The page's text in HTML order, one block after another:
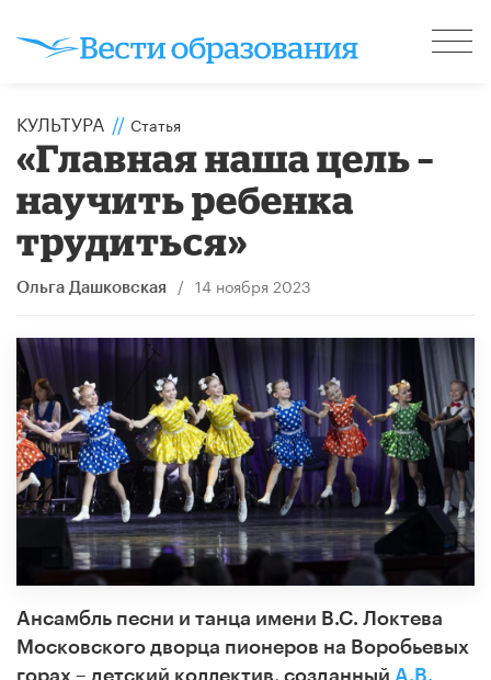
КУЛЬТУРА // Статья
«Главная наша цель –
научить ребенка
трудиться»
Ольга Дашковская / 14 ноября 2023
Ансамбль песни и танца имени В.С. Локтева
Московского дворца пионеров на Воробьевых
горах – детский коллектив, созданный А.В.